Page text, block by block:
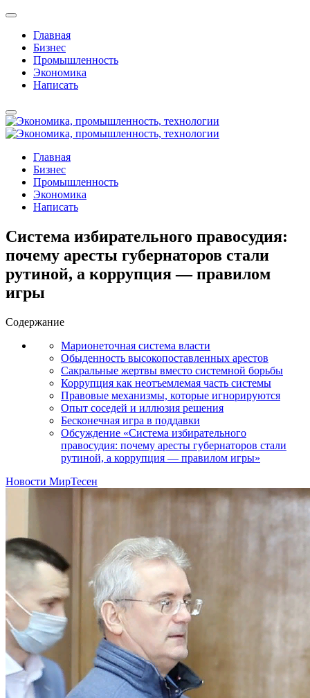
Главная
Бизнес
Промышленность
Экономика
Написать
Главная
Бизнес
Промышленность
Экономика
Написать
Система избирательного правосудия:
почему аресты губернаторов стали
рутиной, а коррупция — правилом
игры
Содержание
Марионеточная система власти
Обыденность высокопоставленных арестов
Сакральные жертвы вместо системной борьбы
Коррупция как неотъемлемая часть системы
Правовые механизмы, которые игнорируются
Опыт соседей и иллюзия решения
Бесконечная игра в поддавки
Обсуждение «Система избирательного
правосудия: почему аресты губернаторов стали
рутиной, а коррупция — правилом игры»
Новости МирТесен